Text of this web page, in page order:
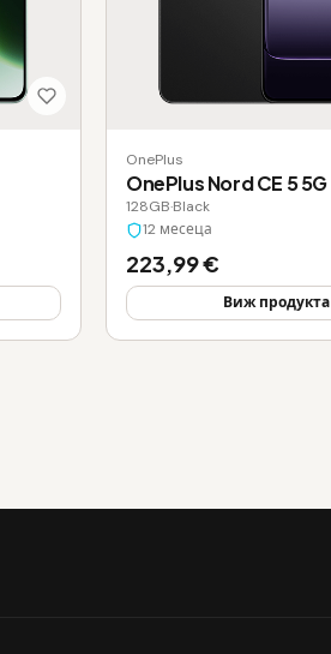
OnePlus
OnePlus Nord CE 5 5G
128GB·Black
12 месеца
223,99 €
Виж продукта